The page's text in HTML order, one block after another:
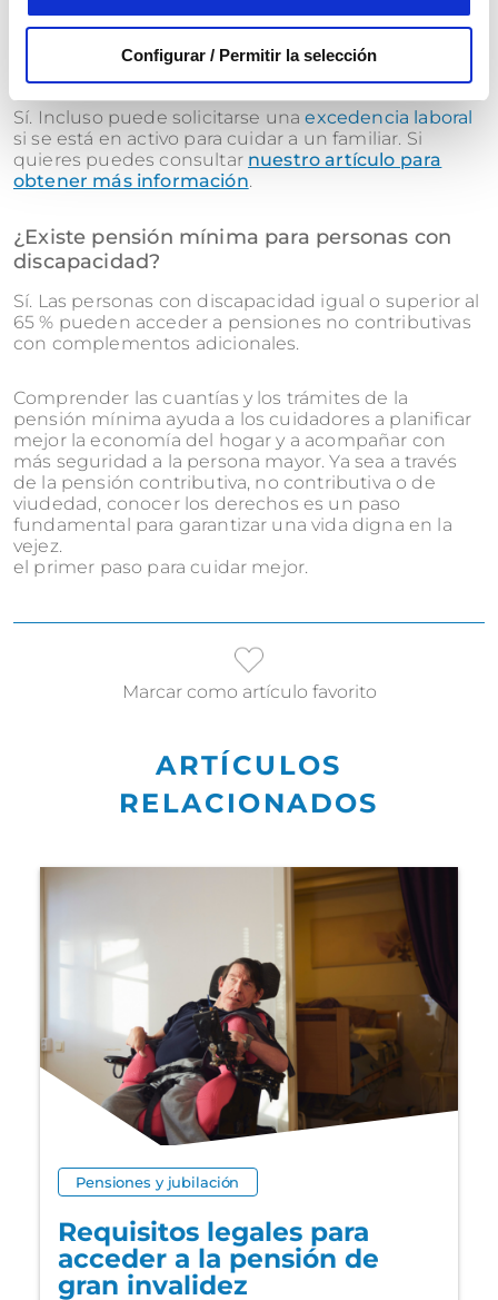
Configurar / Permitir la selección
¿Se puede cobrar la pensión y cuidar a un
familiar dependiente?
Sí. Incluso puede solicitarse unaexcedencia laboral
si se está en activo para cuidar a un familiar. Si
quieres puedes consultar nuestro artículo para
obtener más información.
¿Existe pensión mínima para personas con
discapacidad?
Sí. Las personas con discapacidad igual o superior al
65 % pueden acceder a pensiones no contributivas
con complementos adicionales.
Comprender las cuantías y los trámites de la
pensión mínima ayuda a los cuidadores a planificar
mejor la economía del hogar y a acompañar con
más seguridad a la persona mayor. Ya sea a través
de la pensión contributiva, no contributiva o de
viudedad, conocer los derechos es un paso
fundamental para garantizar una vida digna en la
vejez.
el primer paso para cuidar mejor.
Marcar como artículo favorito
ARTÍCULOS
RELACIONADOS
Pensiones y jubilación
Requisitos legales para
acceder a la pensión de
gran invalidez